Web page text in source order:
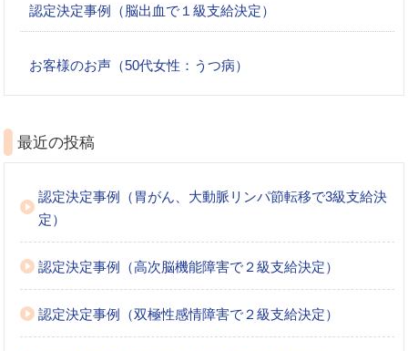
認定決定事例（脳出血で１級支給決定）
お客様のお声（50代女性：うつ病）
最近の投稿
認定決定事例（胃がん、大動脈リンパ節転移で3級支給決
定）
認定決定事例（高次脳機能障害で２級支給決定）
認定決定事例（双極性感情障害で２級支給決定）